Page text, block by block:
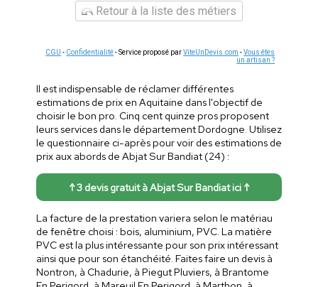
Retour à la liste des métiers
CGU - Confidentialité- Service proposé parViteUnDevis.com -Vous êtes
un artisan ?
Il est indispensable de réclamer différentes
estimations de prix en Aquitaine dans l'objectif de
choisir le bon pro. Cinq cent quinze pros proposent
leurs services dans le département Dordogne. Utilisez
le questionnaire ci-après pour voir des estimations de
prix aux abords de Abjat Sur Bandiat (24) :
↑ 3 devis gratuit à Abjat Sur Bandiat ici ↑
La facture de la prestation variera selon le matériau
de fenêtre choisi : bois, aluminium, PVC. La matière
PVC est la plus intéressante pour son prix intéressant
ainsi que pour son étanchéité. Faites faire un devis à
Nontron, à Chadurie, à Piegut Pluviers, à Brantome